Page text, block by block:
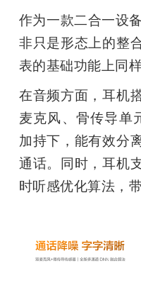
作为一款二合一设
非只是形态上的整
表的基础功能上同
在音频方面，耳机
麦克风、骨传导单
加持下，能有效分
通话。同时，耳机
时听感优化算法，